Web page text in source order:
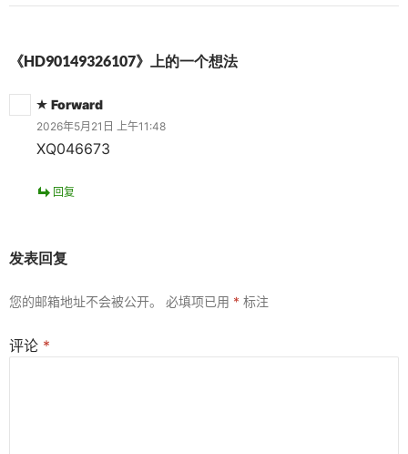
《HD90149326107》上的一个想法
Forward
2026年5月21日 上午11:48
XQ046673
回复
发表回复
您的邮箱地址不会被公开。 必填项已用 * 标注
评论 *